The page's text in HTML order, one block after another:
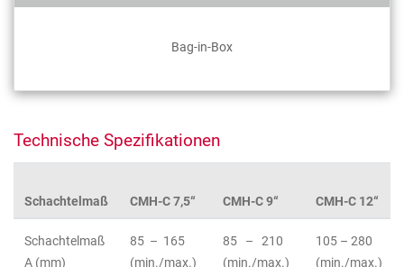
Bag-in-Box
Technische Spezifikationen
Schachtelmaß CMH-C 7,5“ CMH-C 9“ CMH-C 12“
Schachtelmaß
A (mm)
85 – 165
(min./max.)
85 – 210
(min./max.)
105 – 280
(min./max.)